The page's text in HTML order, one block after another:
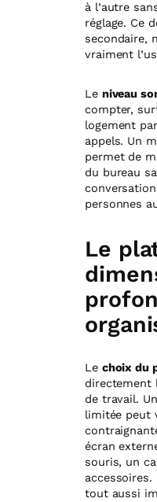
à l’autre
réglage. Ce
secondaire,
vraiment
Le niveau
compter,
logement
appels. Un
permet de
du bureau
personnes
Le
Le choix du
directement
de travail.
limitée peut
écran
souris, un
tout aussi